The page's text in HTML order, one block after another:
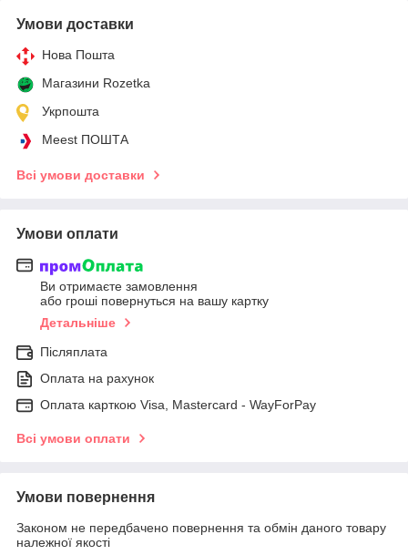
Умови доставки
Нова Пошта
Магазини Rozetka
Укрпошта
Meest ПОШТА
Всі умови доставки
Умови оплати
Ви отримаєте замовлення
або гроші повернуться на вашу картку
Детальніше
Післяплата
Оплата на рахунок
Оплата карткою Visa, Mastercard - WayForPay
Всі умови оплати
Умови повернення
Законом не передбачено повернення та обмін даного товару
належної якості